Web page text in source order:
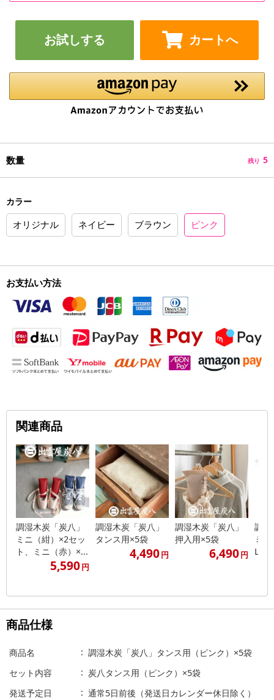
お試しする カートへ
数量 残り 5
カラー
オリジナル ネイビー ブラウン ピンク
お支払い方法
関連商品
調湿木炭「炭八」
ミニ（紺）×2セッ
ト、ミニ（赤）×...
5,590円
調湿木炭「炭八」
タンス用×5袋
4,490円
調湿木炭「炭八」
押入用×5袋
6,490円
調湿
ミ
L×5
商品仕様
商品名
調湿木炭「炭八」タンス用（ピンク）×5袋
セット内容
炭八タンス用（ピンク）×5袋
発送予定日
通常5日前後（発送日カレンダー休日除く）